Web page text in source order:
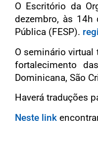
O Escritório da
dezembro, às 14h
Pública (FESP).
O seminário
fortalecimento
Dominicana, São
Haverá traduções
Neste link